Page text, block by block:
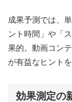
成果予測では、
ント時間」や「
果的。動画コン
が有益なヒント
効果測定の